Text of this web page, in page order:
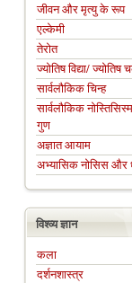
जीवन और मृत्यु के रूप
एल्केमी
तेरोत
ज्योतिष विद्या/ ज्योतिष
सार्वलौकिक चिन्ह
सार्वलौकिक
गुण
अज्ञात आयाम
अभ्यासिक नोसिस और
विश्व्य ज्ञान
कला
दर्शनशास्त्र